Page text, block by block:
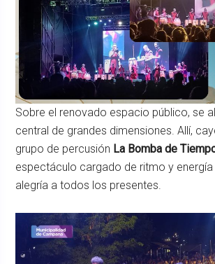
Sobre el renovado espacio público, se
central de grandes dimensiones. Allí,
grupo de percusión La Bomba de
espectáculo cargado de ritmo y energía
alegría a todos los presentes.